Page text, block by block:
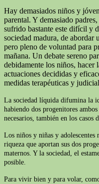
Hay demasiados niños y
parental. Y demasiado
sufrido bastante este difícil y
sociedad madura, de abordar
pero pleno de voluntad para
mañana. Un debate sereno
debidamente los niños, hacer
actuaciones decididas y
medidas terapéuticas y
La sociedad líquida difumina la
habiendo dos progenitores
necesarios, también en los
Los niños y niñas y
riqueza que aportan sus dos
maternos. Y la sociedad, el
posible.
Para vivir bien y para volar,